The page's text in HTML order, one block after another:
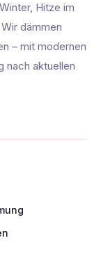
Hitze im
dämmen
– mit modernen
nach aktuellen